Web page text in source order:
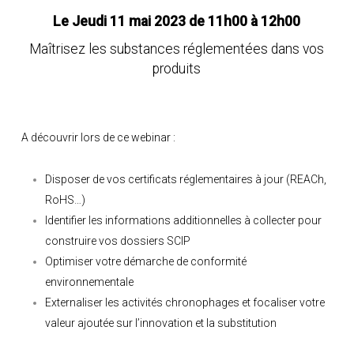
Le Jeudi 11 mai 2023 de 11h00 à 12h00
Maîtrisez les substances réglementées dans vos
produits
A découvrir lors de ce webinar :
Disposer de vos certificats réglementaires à jour (REACh,
RoHS…)
Identifier les informations additionnelles à collecter pour
construire vos dossiers SCIP
Optimiser votre démarche de conformité
environnementale
Externaliser les activités chronophages et focaliser votre
valeur ajoutée sur l’innovation et la substitution